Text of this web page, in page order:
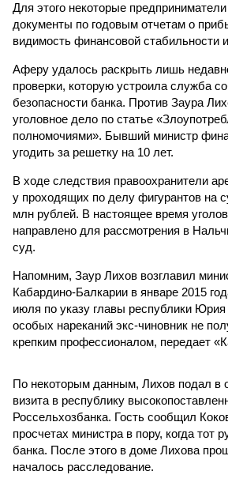
Для этого некоторые
документы по годовым отчетам о
видимость финансовой стабильности
Аферу удалось раскрыть лишь
проверки, которую устроила служба
безопасности банка. Против Заура
уголовное дело по статье
полномочиями». Бывший министр
угодить за решетку на 10 лет.
В ходе следствия правоохранители
у проходящих по делу фигурантов на
млн рублей. В настоящее время
направлено для рассмотрения в
суд.
Напомним, Заур Лихов возглавил
Кабардино-Балкарии в январе 2015
июля по указу главы республики Юрия
особых нареканий экс-чиновник не
крепким профессионалом, передает
По некоторым данным, Лихов подал в
визита в республику
Россельхозбанка. Гость сообщил
просчетах министра в пору, когда тот
банка. После этого в доме Лихова
началось расследование.